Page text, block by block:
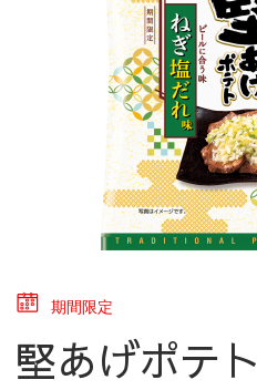
期間限定
堅あげポテト